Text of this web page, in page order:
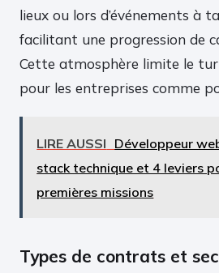
lieux ou lors d’événements à
facilitant une progression de
Cette atmosphère limite le
pour les entreprises comme
LIRE AUSSI Développeur
stack technique et 4 leviers
premières missions
Types de contrats et